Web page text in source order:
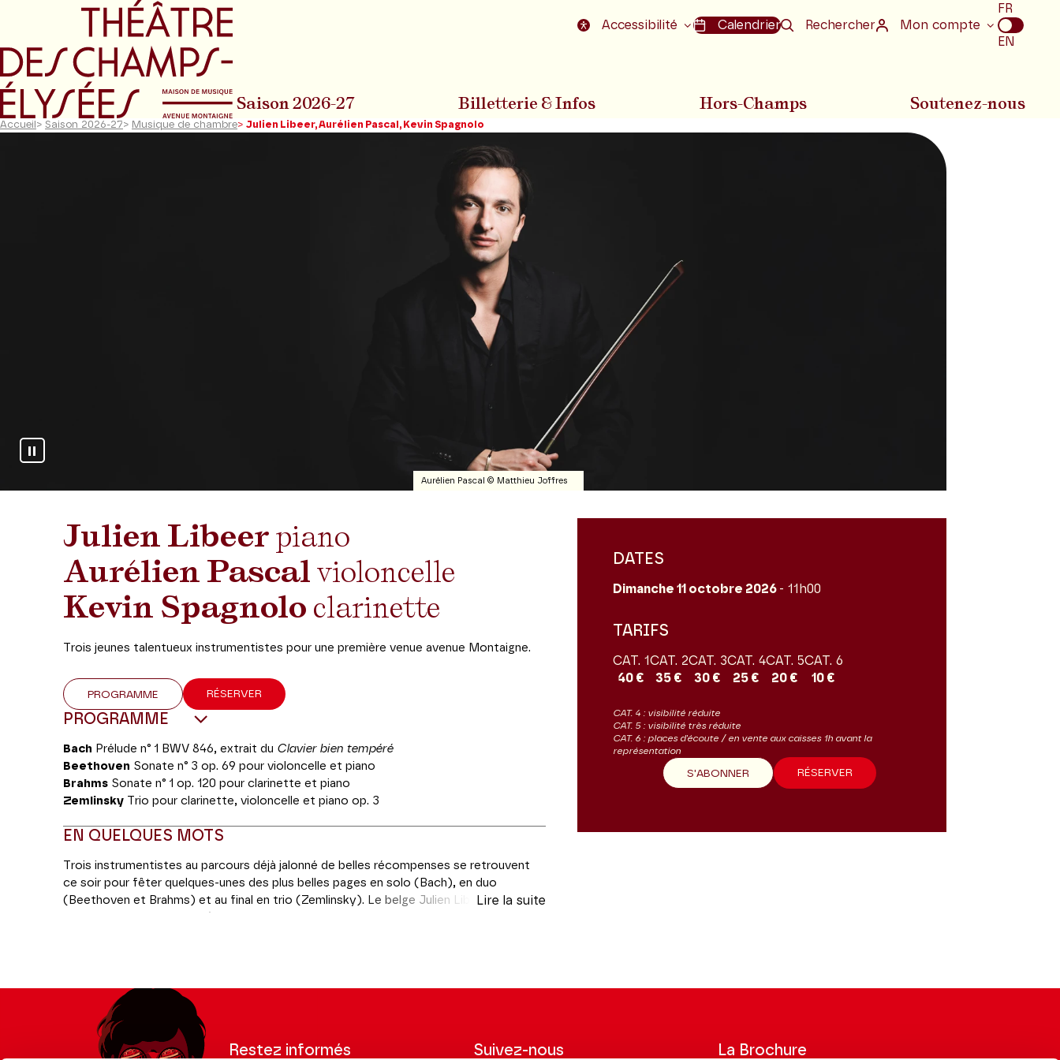
Aller au menu principal Aller au pied de la page Accessibilité Calendrier Rechercher Mon compte
Choix
de
la
FR
EN
Saison 2026-27 Billetterie & Infos Hors-Champs Soutenez-nous
Accueil > Saison 2026-27> Musique de chambre> Julien Libeer, Aurélien Pascal, Kevin Spagnolo
Aurélien Pascal © Matthieu Joffres
Julien Libeerpiano
Aurélien Pascalvioloncelle
Kevin Spagnolo clarinette
Trois jeunes talentueux instrumentistes pour une première venue avenue Montaigne.
PROGRAMME RÉSERVER
PROGRAMME
Bach Prélude n° 1 BWV 846, extrait du Clavier bien tempéré
Beethoven Sonate n° 3 op. 69 pour violoncelle et piano
Brahms Sonate n° 1 op. 120 pour clarinette et piano
Zemlinsky Trio pour clarinette, violoncelle et piano op. 3
EN QUELQUES MOTS
Trois instrumentistes au parcours déjà jalonné de belles récompenses se retrouvent
ce soir pour fêter quelques-unes des plus belles pages en solo (Bach), en duo
(Beethoven et Brahms) et au final en trio (Zemlinsky). Le belge Julien Libeer (l’aîné
Aurélien Pascal a été révélation soliste instrumental aux Victoires de la Musique en
2023. Aussi à l’aise comme concertiste que chambriste, il joue sur un violoncelle
Adolphe Gand de 19850 qu’il a hérité de sa mère. Enfin, le toscan Kevin Spagnolo fut lui
à 22 ans le plus jeune Premier Prix du concours de Genève en 2018. Féru de
transmission et de pédagogie, il excelle tout autant en concert.
Lire la suite
DATES
Dimanche 11 octobre 2026 - 11h00
TARIFS
CAT. 1
40 €
CAT. 2
35 €
CAT. 3
30 €
CAT. 4
25 €
CAT. 5
20 €
CAT. 6
10 €
CAT. 4 : visibilité réduite
CAT. 5 : visibilité très réduite
CAT. 6 : places d'écoute / en vente aux caisses 1h avant la
représentation
S'ABONNER RÉSERVER
Restez informés Suivez-nous La Brochure